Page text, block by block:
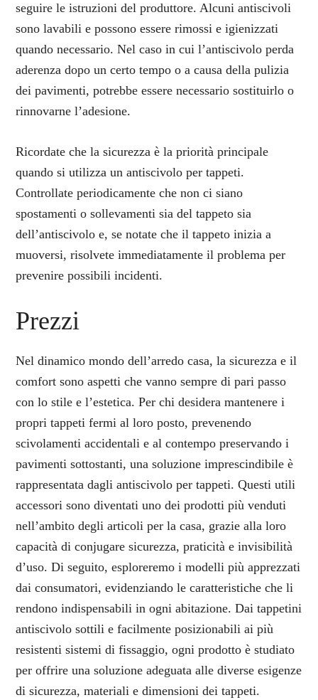
seguire le istruzioni del produttore. Alcuni antiscivoli
sono lavabili e possono essere rimossi e igienizzati
quando necessario. Nel caso in cui l’antiscivolo perda
aderenza dopo un certo tempo o a causa della pulizia
dei pavimenti, potrebbe essere necessario sostituirlo o
rinnovarne l’adesione.
Ricordate che la sicurezza è la priorità principale
quando si utilizza un antiscivolo per tappeti.
Controllate periodicamente che non ci siano
spostamenti o sollevamenti sia del tappeto sia
dell’antiscivolo e, se notate che il tappeto inizia a
muoversi, risolvete immediatamente il problema per
prevenire possibili incidenti.
Prezzi
Nel dinamico mondo dell’arredo casa, la sicurezza e il
comfort sono aspetti che vanno sempre di pari passo
con lo stile e l’estetica. Per chi desidera mantenere i
propri tappeti fermi al loro posto, prevenendo
scivolamenti accidentali e al contempo preservando i
pavimenti sottostanti, una soluzione imprescindibile è
rappresentata dagli antiscivolo per tappeti. Questi utili
accessori sono diventati uno dei prodotti più venduti
nell’ambito degli articoli per la casa, grazie alla loro
capacità di conjugare sicurezza, praticità e invisibilità
d’uso. Di seguito, esploreremo i modelli più apprezzati
dai consumatori, evidenziando le caratteristiche che li
rendono indispensabili in ogni abitazione. Dai tappetini
antiscivolo sottili e facilmente posizionabili ai più
resistenti sistemi di fissaggio, ogni prodotto è studiato
per offrire una soluzione adeguata alle diverse esigenze
di sicurezza, materiali e dimensioni dei tappeti.